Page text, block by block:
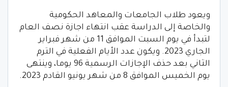
ويعود طلاب الجامعات والمعاهد الحكومية
والخاصة إلى الدراسة عقب انتهاء اجازة نصف العام
لتبدأ في يوم السبت الموافق 11 من شهر فبراير
الجاري 2023. ويكون عدد الأيام الفعلية في الترم
الثاني بعد حذف الإجازات الرسمية 96 يوما، وينتهى
يوم الخميس الموافق 8 من شهر يونيو القادم 2023.